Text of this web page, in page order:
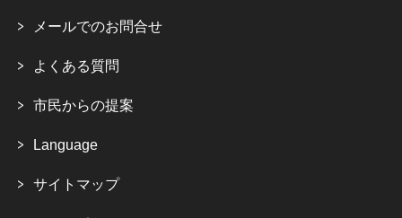
メールでのお問合せ
よくある質問
市民からの提案
Language
サイトマップ